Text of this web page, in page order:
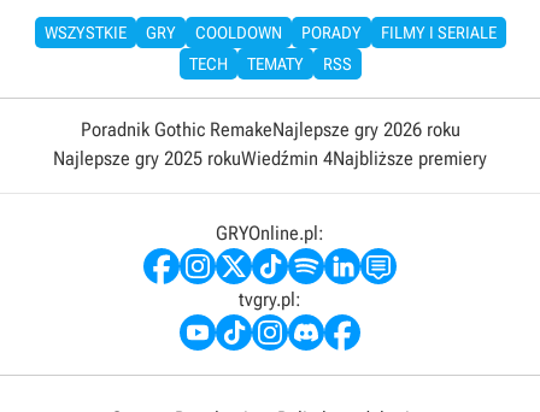
WSZYSTKIE GRY COOLDOWN PORADY
FILMY I SERIALE
TECH
TEMATY RSS
Poradnik Gothic RemakeNajlepsze gry 2026 roku
Najlepsze gry 2025 rokuWiedźmin 4Najbliższe premiery
GRYOnline.pl:
tvgry.pl: